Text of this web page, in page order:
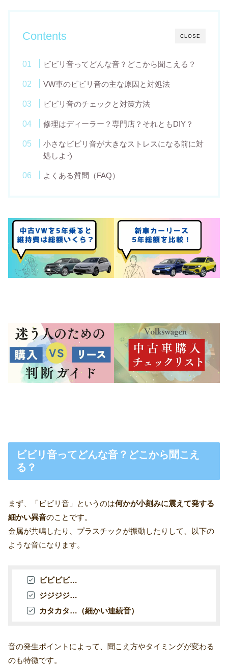
CLOSE
Contents
ビビリ音ってどんな音？どこから聞こえる？
VW車のビビリ音の主な原因と対処法
ビビリ音のチェックと対策方法
修理はディーラー？専門店？それともDIY？
小さなビビリ音が大きなストレスになる前に対
処しよう
よくある質問（FAQ）
ビビリ音ってどんな音？どこから聞こえ
る？
まず、「ビビリ音」というのは何かが小刻みに震えて発する
細かい異音のことです。
金属が共鳴したり、プラスチックが振動したりして、以下の
ような音になります。
ビビビビ…
ジジジジ…
カタカタ…（細かい連続音）
音の発生ポイントによって、聞こえ方やタイミングが変わる
のも特徴です。